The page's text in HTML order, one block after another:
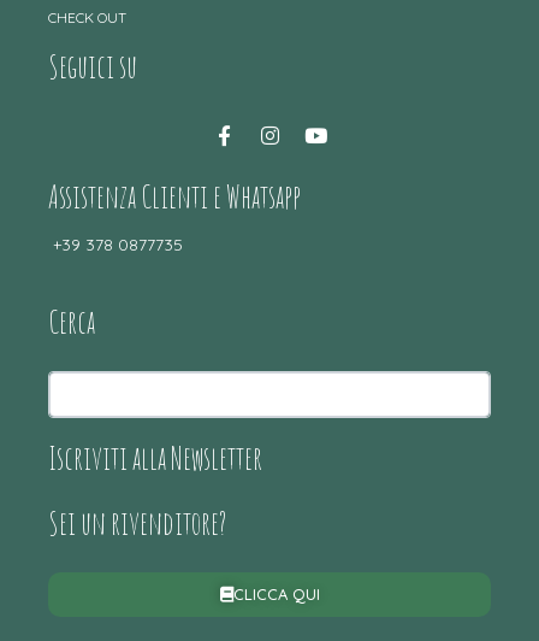
CHECK OUT
Seguici su
Assistenza Clienti e Whatsapp
+39 378 0877735
Cerca
Iscriviti alla Newsletter
Sei un rivenditore?
CLICCA QUI